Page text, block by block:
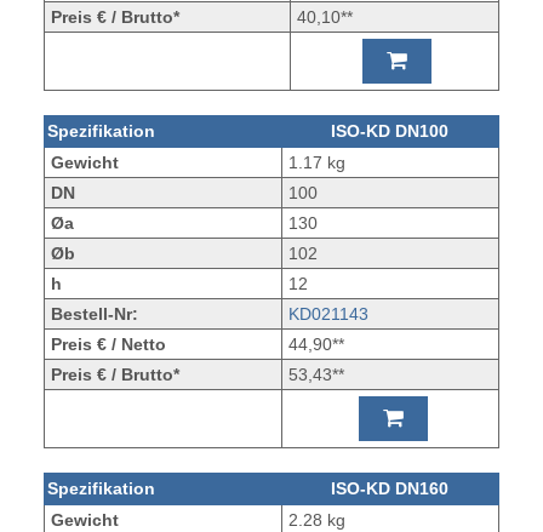
Preis € / Brutto*
40,10**
Spezifikation
ISO-KD DN100
Gewicht
1.17 kg
DN
100
Øa
130
Øb
102
h
12
Bestell-Nr:
KD021143
Preis € / Netto
44,90**
Preis € / Brutto*
53,43**
Spezifikation
ISO-KD DN160
Gewicht
2.28 kg